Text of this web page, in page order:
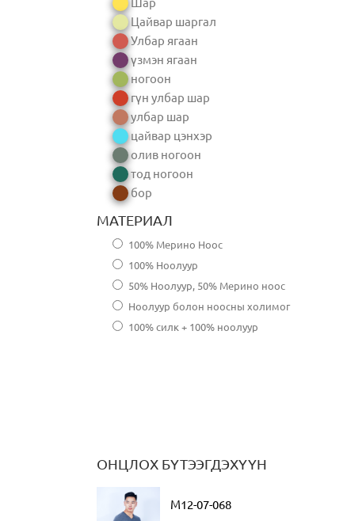
Цайвар шаргал
Улбар ягаан
үзмэн ягаан
ногоон
гүн улбар шар
улбар шар
цайвар цэнхэр
олив ногоон
тод ногоон
бор
МАТЕРИАЛ
100% Мерино Ноос
100% Ноолуур
50% Ноолуур, 50% Мерино ноос
Ноолуур болон ноосны холимог
100% силк + 100% ноолуур
ОНЦЛОХ БҮТЭЭГДЭХҮҮН
M12-07-068